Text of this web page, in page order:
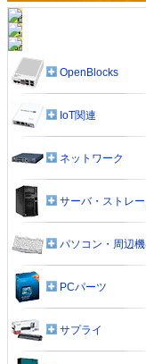
OpenBlocks
IoT関連
ネットワーク
サーバ・ストレ
パソコン・周辺
PCパーツ
サプライ